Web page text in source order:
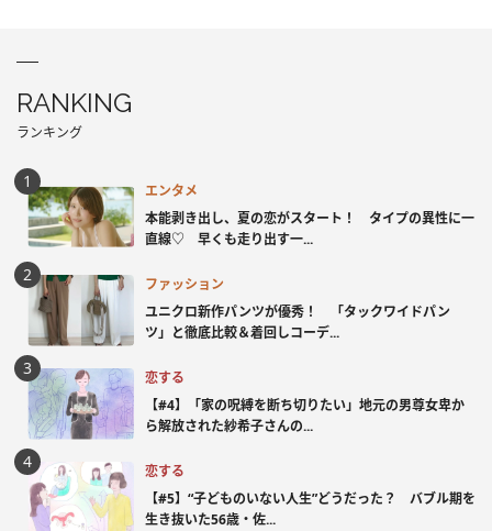
RANKING
ランキング
エンタメ
本能剥き出し、夏の恋がスタート！ タイプの異性に一
直線♡ 早くも走り出す一...
ファッション
ユニクロ新作パンツが優秀！ 「タックワイドパン
ツ」と徹底比較＆着回しコーデ...
恋する
【#4】「家の呪縛を断ち切りたい」地元の男尊女卑か
ら解放された紗希子さんの...
恋する
【#5】“子どものいない人生”どうだった？ バブル期を
生き抜いた56歳・佐...